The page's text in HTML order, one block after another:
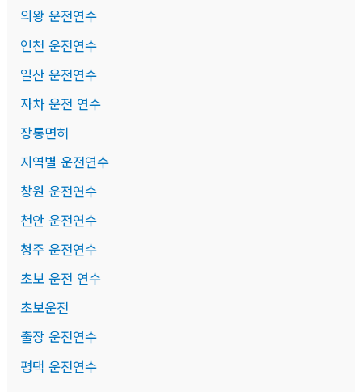
의왕 운전연수
인천 운전연수
일산 운전연수
자차 운전 연수
장롱면허
지역별 운전연수
창원 운전연수
천안 운전연수
청주 운전연수
초보 운전 연수
초보운전
출장 운전연수
평택 운전연수